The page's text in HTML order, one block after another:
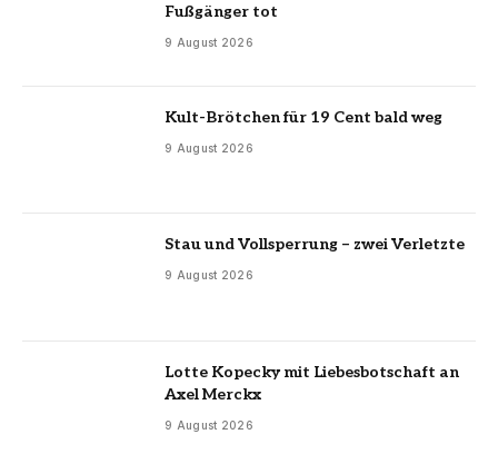
Fußgänger tot
9 August 2026
Kult-Brötchen für 19 Cent bald weg
9 August 2026
Stau und Vollsperrung – zwei Verletzte
9 August 2026
Lotte Kopecky mit Liebesbotschaft an
Axel Merckx
9 August 2026